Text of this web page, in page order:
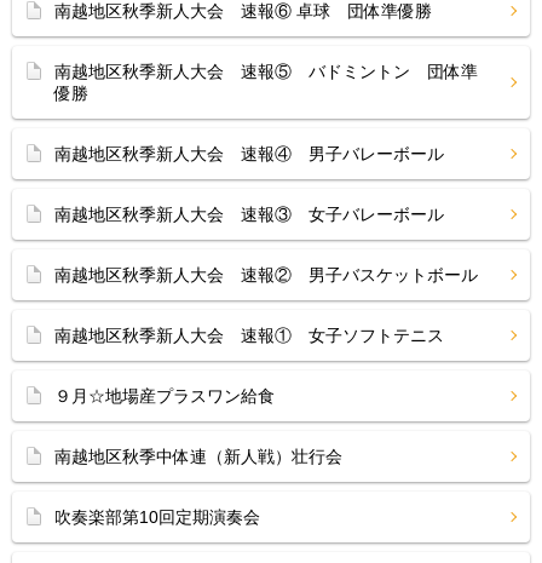
南越地区秋季新人大会 速報⑥ 卓球 団体準優勝
南越地区秋季新人大会 速報⑤ バドミントン 団体準
優勝
南越地区秋季新人大会 速報④ 男子バレーボール
南越地区秋季新人大会 速報③ 女子バレーボール
南越地区秋季新人大会 速報② 男子バスケットボール
南越地区秋季新人大会 速報① 女子ソフトテニス
９月☆地場産プラスワン給食
南越地区秋季中体連（新人戦）壮行会
吹奏楽部第10回定期演奏会